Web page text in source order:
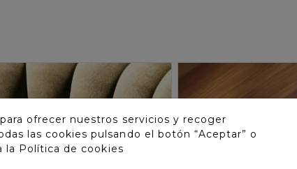
ofrecer nuestros servicios y recoger
las cookies pulsando el botón “Aceptar” o
la Política de cookies